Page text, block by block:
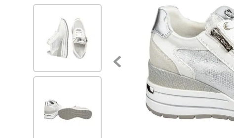
via uno
balerinas
zapatillas urbanas
zapatilla mujer